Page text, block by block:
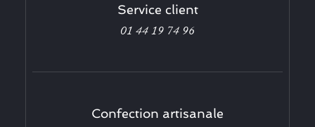
Service client
01 44 19 74 96
Confection artisanale